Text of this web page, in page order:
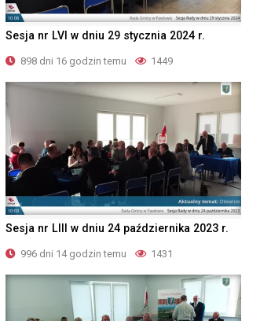
Sesja nr LVI w dniu 29 stycznia 2024 r.
898 dni 16 godzin temu 1449
Sesja nr LIII w dniu 24 października 2023 r.
996 dni 14 godzin temu 1431